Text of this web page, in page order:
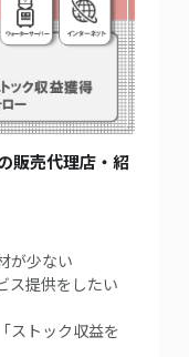
販売代理店・紹
が少ない
ス提供をしたい
ストック収益を